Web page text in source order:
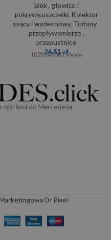
blok , głowice i
pokrywy,uszczelki, Kolektor
ssący i wydechowy, Turbiny ,
przepływomierze ,
przepustnice
26,51zł
1020942087 Meyle
do Mercedesa
Dr Pixel